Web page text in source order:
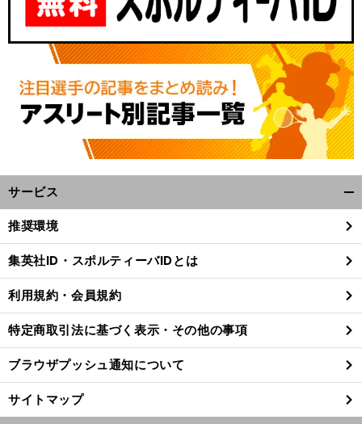
サービス
閉
る
推奨環境
集英社ID・スポルティーバIDとは
利用規約・会員規約
特定商取引法に基づく表示・その他の事項
ブラウザプッシュ通知について
サイトマップ